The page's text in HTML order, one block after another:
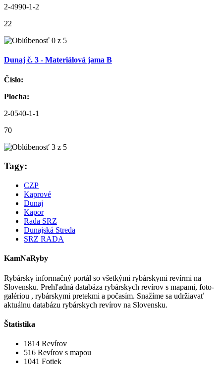
2-4990-1-2
22
Dunaj č. 3 - Materiálová jama B
Číslo:
Plocha:
2-0540-1-1
70
Tagy:
CZP
Kaprové
Dunaj
Kapor
Rada SRZ
Dunajská Streda
SRZ RADA
KamNaRyby
Rybársky informačný portál so všetkými rybárskymi revírmi na
Slovensku. Prehľadná databáza rybárskych revírov s mapami, foto-
galériou , rybárskymi pretekmi a počasím. Snažíme sa udržiavať
aktuálnu databázu rybárskych revírov na Slovensku.
Štatistika
1814 Revírov
516 Revírov s mapou
1041 Fotiek